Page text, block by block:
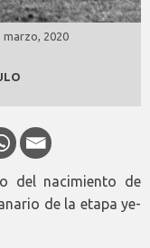
marzo, 2020
del nacimiento de
de la etapa ye-